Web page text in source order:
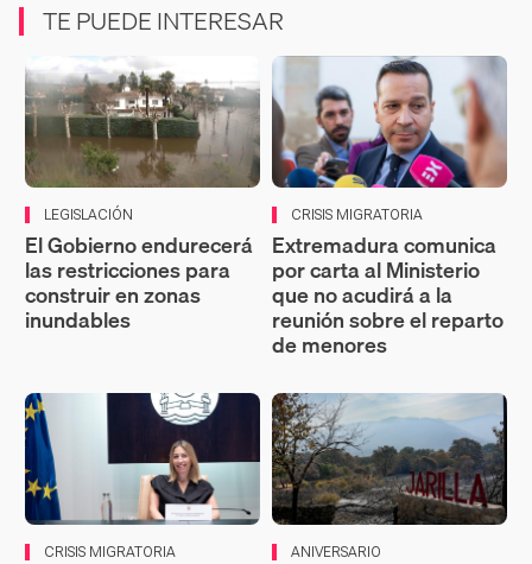
TE PUEDE INTERESAR
LEGISLACIÓN
El Gobierno endurecerá
las restricciones para
construir en zonas
inundables
CRISIS MIGRATORIA
Extremadura comunica
por carta al Ministerio
que no acudirá a la
reunión sobre el reparto
de menores
CRISIS MIGRATORIA ANIVERSARIO